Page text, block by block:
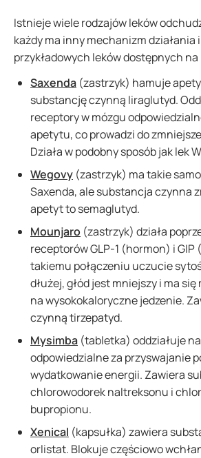
Istnieje wiele rodzajów leków
każdy ma inny mechanizm działania i
przykładowych leków dostępnych
Saxenda (zastrzyk) hamuje
substancję czynną liraglutyd.
receptory w mózgu
apetytu, co prowadzi do
Działa w podobny sposób jak lek
Wegovy (zastrzyk) ma takie
Saxenda, ale substancja czynna
apetyt to semaglutyd.
Mounjaro (zastrzyk) działa
receptorów GLP-1 (hormon) i GIP
takiemu połączeniu uczucie
dłużej, głód jest mniejszy i ma
na wysokokaloryczne jedzenie.
czynną tirzepatyd.
Mysimba (tabletka) oddziałuje
odpowiedzialne za przyswajanie
wydatkowanie energii. Zawiera
chlorowodorek naltreksonu i
bupropionu.
Xenical (kapsułka) zawiera
orlistat. Blokuje częściowo